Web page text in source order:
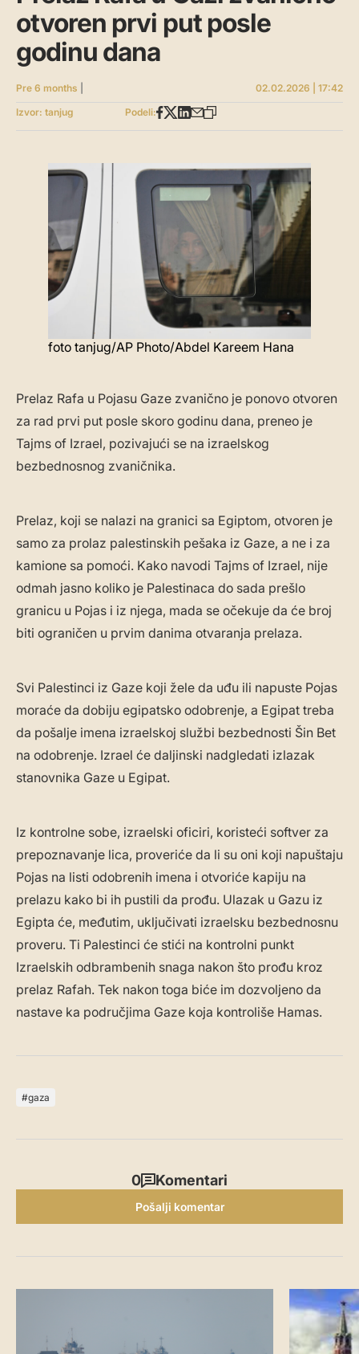
otvoren prvi put posle
godinu dana
Pre 6 months
02.02.2026 | 17:42
Izvor: tanjug
Podeli:
foto tanjug/AP Photo/Abdel Kareem Hana
Prelaz Rafa u Pojasu Gaze zvanično je ponovo otvoren
za rad prvi put posle skoro godinu dana, preneo je
Tajms of Izrael, pozivajući se na izraelskog
bezbednosnog zvaničnika.
Prelaz, koji se nalazi na granici sa Egiptom, otvoren je
samo za prolaz palestinskih pešaka iz Gaze, a ne i za
kamione sa pomoći. Kako navodi Tajms of Izrael, nije
odmah jasno koliko je Palestinaca do sada prešlo
granicu u Pojas i iz njega, mada se očekuje da će broj
biti ograničen u prvim danima otvaranja prelaza.
Svi Palestinci iz Gaze koji žele da uđu ili napuste Pojas
moraće da dobiju egipatsko odobrenje, a Egipat treba
da pošalje imena izraelskoj službi bezbednosti Šin Bet
na odobrenje. Izrael će daljinski nadgledati izlazak
stanovnika Gaze u Egipat.
Iz kontrolne sobe, izraelski oficiri, koristeći softver za
prepoznavanje lica, proveriće da li su oni koji napuštaju
Pojas na listi odobrenih imena i otvoriće kapiju na
prelazu kako bi ih pustili da prođu. Ulazak u Gazu iz
Egipta će, međutim, uključivati izraelsku bezbednosnu
proveru. Ti Palestinci će stići na kontrolni punkt
Izraelskih odbrambenih snaga nakon što prođu kroz
prelaz Rafah. Tek nakon toga biće im dozvoljeno da
nastave ka područjima Gaze koja kontroliše Hamas.
gaza
0 Komentari
Pošalji komentar